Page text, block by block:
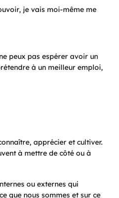
je vais moi-même me
peux pas espérer avoir un
à un meilleur emploi,
apprécier et cultiver.
à mettre de côté ou à
ou externes qui
que nous sommes et sur ce